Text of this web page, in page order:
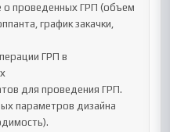
график закачки,
ГРП в